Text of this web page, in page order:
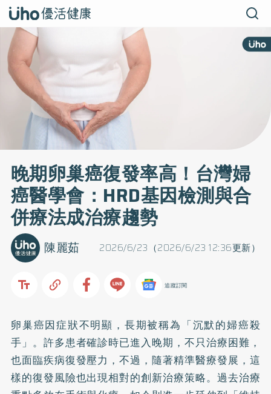
晚期卵巢癌復發率高！台灣婦
癌醫學會：HRD基因檢測與合
併療法成治療趨勢
2026/6/23（2026/6/23 12:36更新）
陳麗茹
追蹤訂閱
卵巢癌因症狀不明顯，長期被稱為「沉默的婦癌殺
手」。許多患者確診時已進入晚期，不只治療困難，
也面臨疾病復發壓力，不過，隨著精準醫療發展，這
樣的復發風險也出現相對的創新治療策略。過去治療